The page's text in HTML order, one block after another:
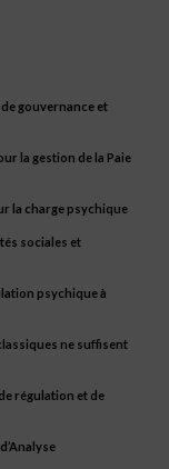
gouvernance et
la gestion de la Paie
la charge psychique
sociales et
psychique à
ne suffisent
régulation et de